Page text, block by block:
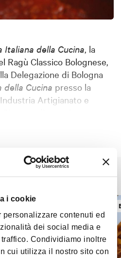
i cookie
contenuti ed
dei social media e
Condividiamo inoltre
cui utilizza il nostro sito con
Italiana della Cucina , la
Ragù Classico Bolognese,
Delegazione di Bologna
della Cucina presso la
Artigianato e
città di Bologna a tal
macinata grossa
maiale
anche